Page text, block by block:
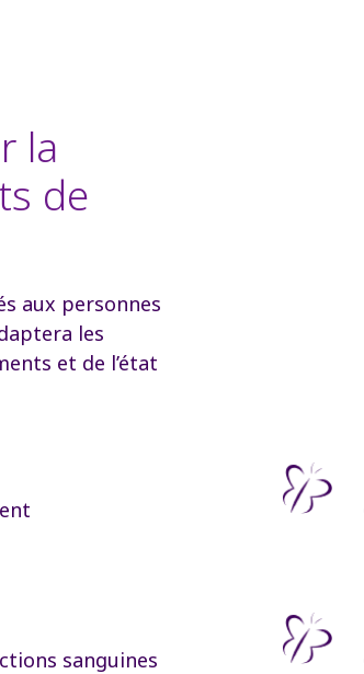
la
de
aux personnes
les
et de l’état
sanguines